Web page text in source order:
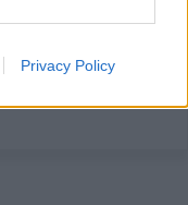
Privacy Policy
da